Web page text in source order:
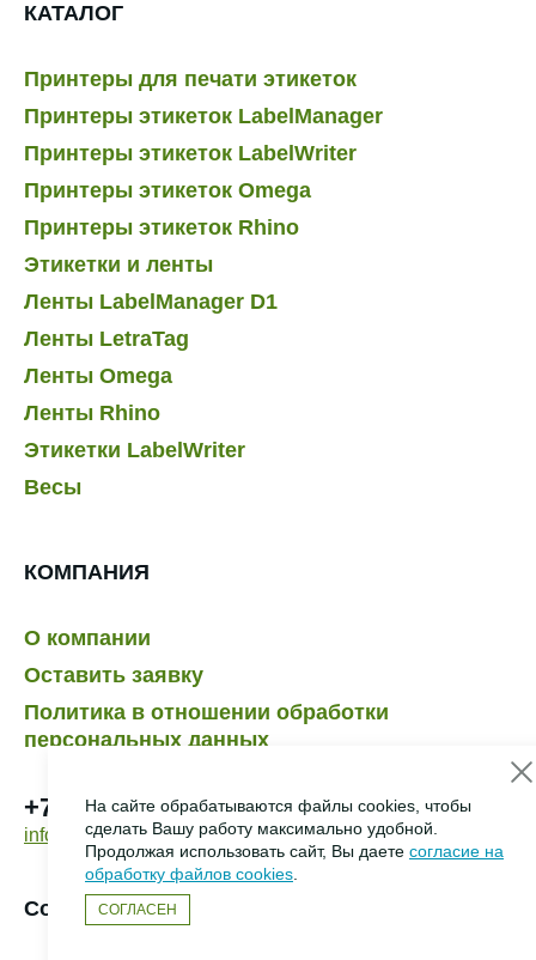
КАТАЛОГ
Принтеры для печати этикеток
Принтеры этикеток LabelManager
Принтеры этикеток LabelWriter
Принтеры этикеток Omega
Принтеры этикеток Rhino
Этикетки и ленты
Ленты LabelManager D1
Ленты LetraTag
Ленты Omega
Ленты Rhino
Этикетки LabelWriter
Весы
КОМПАНИЯ
О компании
Оставить заявку
Политика в отношении обработки
персональных данных
+7 495 232-07-41
info@dymo.ru
Создание сайта –
На сайте обрабатываются файлы cookies, чтобы
сделать Вашу работу максимально удобной.
Продолжая использовать сайт, Вы даете согласие на
обработку файлов cookies
СОГЛАСЕН